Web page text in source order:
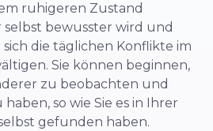
ruhigeren Zustand
selbst bewusster wird und
sich die täglichen Konflikte im
Sie können beginnen,
zu beobachten und
so wie Sie es in Ihrer
gefunden haben.